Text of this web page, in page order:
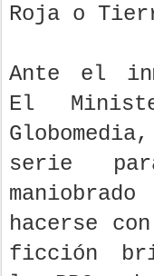
Roja o
Ante el
El
serie
hacerse
ficción